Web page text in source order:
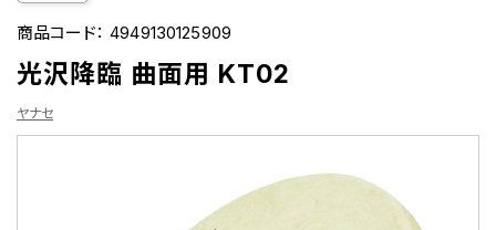
商品コード：4949130125909
光沢降臨 曲面用 KT02
ヤナセ